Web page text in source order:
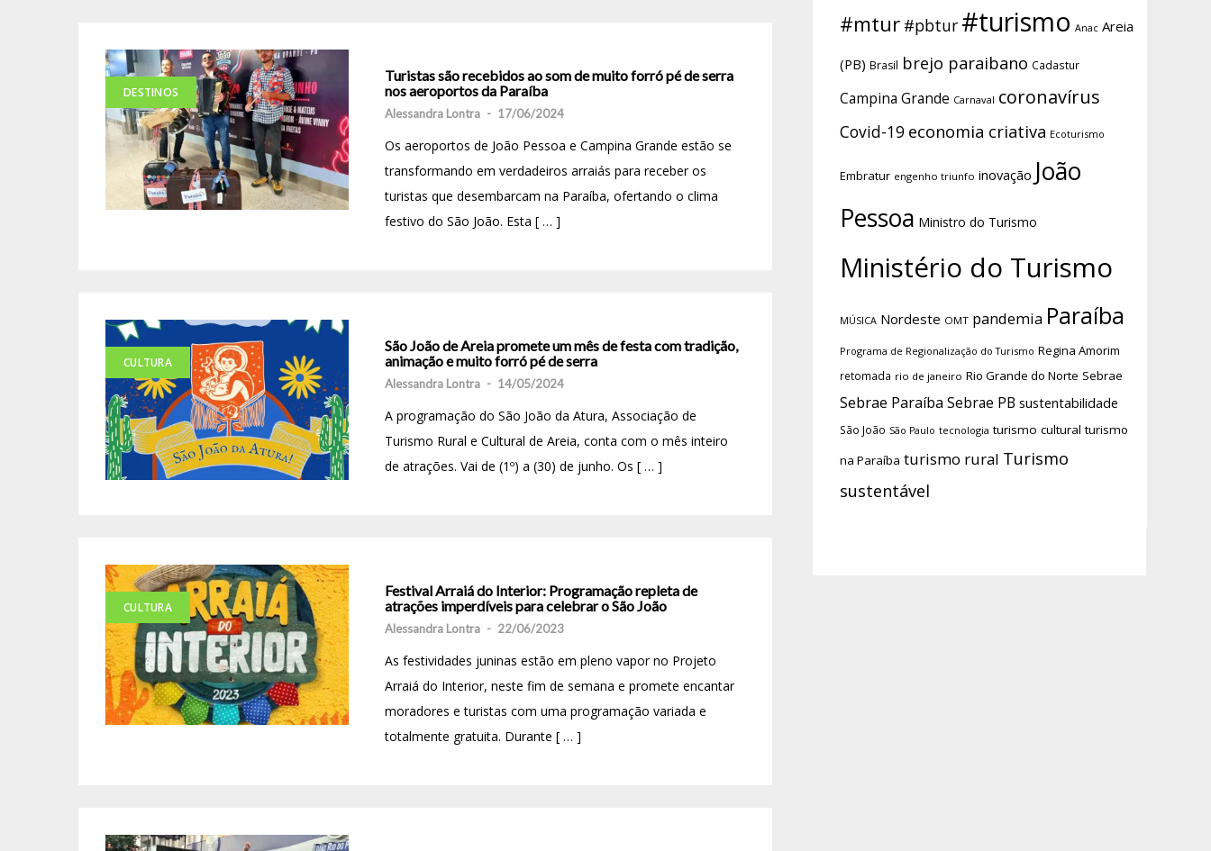
DESTINOS
Turistas são recebidos ao som de muito forró pé de serra
nos aeroportos da Paraíba
Alessandra Lontra - 17/06/2024
Os aeroportos de João Pessoa e Campina Grande estão se
transformando em verdadeiros arraiás para receber os
turistas que desembarcam na Paraíba, ofertando o clima
festivo do São João. Esta [ … ]
CULTURA
São João de Areia promete um mês de festa com tradição,
animação e muito forró pé de serra
Alessandra Lontra - 14/05/2024
A programação do São João da Atura, Associação de
Turismo Rural e Cultural de Areia, conta com o mês inteiro
de atrações. Vai de (1º) a (30) de junho. Os [ … ]
CULTURA
Festival Arraiá do Interior: Programação repleta de
atrações imperdíveis para celebrar o São João
Alessandra Lontra - 22/06/2023
As festividades juninas estão em pleno vapor no Projeto
Arraiá do Interior, neste fim de semana e promete encantar
moradores e turistas com uma programação variada e
totalmente gratuita. Durante [ … ]
#mtur #pbtur #turismo Anac Areia
(PB) Brasil brejo paraibano Cadastur
Campina Grande Carnaval coronavírus
Covid-19 economia criativa Ecoturismo
Embratur engenho triunfo inovação João
Pessoa Ministro do Turismo
Ministério do Turismo
MÚSICA Nordeste OMT pandemia Paraíba
Programa de Regionalização do Turismo Regina Amorim
retomada rio de janeiro Rio Grande do Norte Sebrae
Sebrae Paraíba Sebrae PB sustentabilidade
São João São Paulo tecnologia turismo cultural turismo
na Paraíba turismo rural Turismo
sustentável